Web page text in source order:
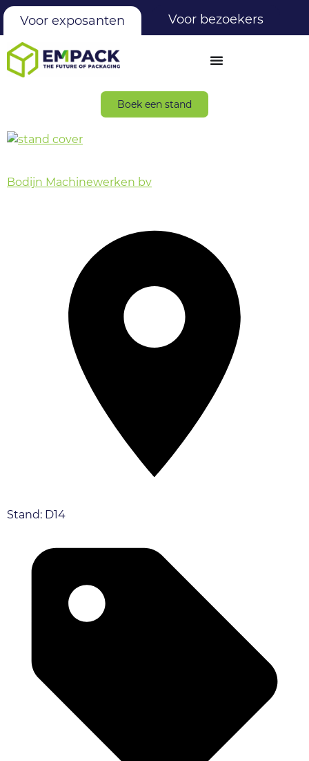
Voor exposanten Voor bezoekers
Boek een stand
Bodijn Machinewerken bv
Stand: D14